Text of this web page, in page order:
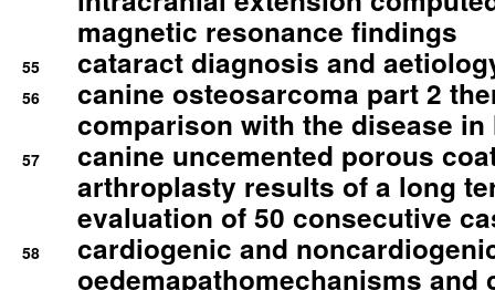
magnetic resonance findings
55 cataract diagnosis and
56
canine osteosarcoma part 2
comparison with the disease in
57
canine uncemented porous
arthroplasty results of a long
evaluation of 50 consecutive
58
cardiogenic and
oedemapathomechanisms and